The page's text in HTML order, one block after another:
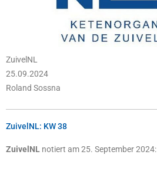
ZuivelNL
25.09.2024
Roland Sossna
ZuivelNL: KW 38
ZuivelNL notiert am 25. September 2024: